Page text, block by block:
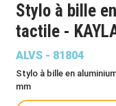
Stylo à bille
tactile -
ALVS - 81804
Stylo à bille en
mm